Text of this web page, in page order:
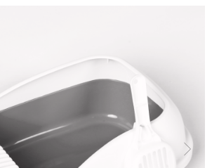
для собак
новинки
для собак
Ozon